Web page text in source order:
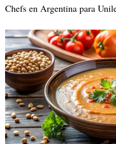
Chefs en Argentina para